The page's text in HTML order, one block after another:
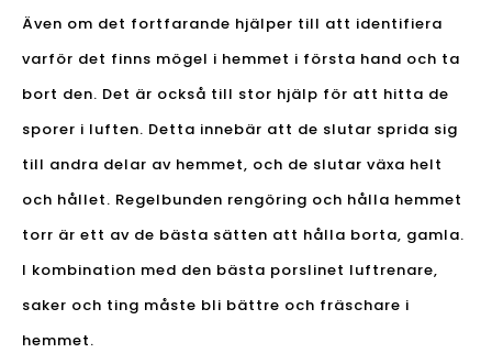
Även om det fortfarande hjälper till att identifiera
varför det finns mögel i hemmet i första hand och ta
bort den. Det är också till stor hjälp för att hitta de
sporer i luften. Detta innebär att de slutar sprida sig
till andra delar av hemmet, och de slutar växa helt
och hållet. Regelbunden rengöring och hålla hemmet
torr är ett av de bästa sätten att hålla borta, gamla.
I kombination med den bästa porslinet luftrenare,
saker och ting måste bli bättre och fräschare i
hemmet.